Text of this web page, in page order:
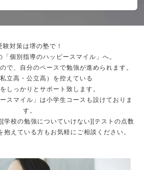
験対策は堺の塾で！
「個別指導のハッピースマイル」へ。
で、自分のペースで勉強が進められます。
立高・公立高）を控えている
しっかりとサポート致します。
スマイル」は小学生コースも設けておりま
す。
学校の勉強についていけない][テストの点数
抱えている方もお気軽にご相談ください。